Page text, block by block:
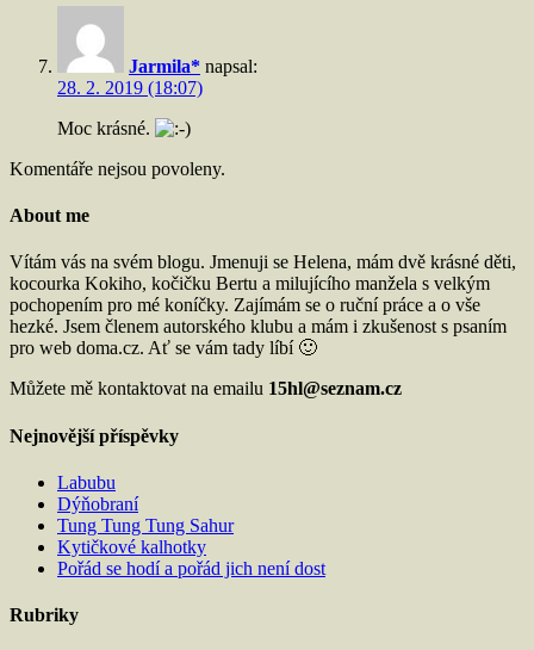
Jarmila* napsal:
28. 2. 2019 (18:07)
Moc krásné.
Komentáře nejsou povoleny.
About me
Vítám vás na svém blogu. Jmenuji se Helena, mám dvě krásné děti,
kocourka Kokiho, kočičku Bertu a milujícího manžela s velkým
pochopením pro mé koníčky. Zajímám se o ruční práce a o vše
hezké. Jsem členem autorského klubu a mám i zkušenost s psaním
pro web doma.cz. Ať se vám tady líbí 🙂
Můžete mě kontaktovat na emailu 15hl@seznam.cz
Nejnovější příspěvky
Labubu
Dýňobraní
Tung Tung Tung Sahur
Kytičkové kalhotky
Pořád se hodí a pořád jich není dost
Rubriky